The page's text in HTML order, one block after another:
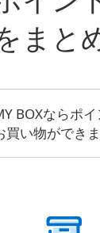
まと
BOXならポ
買い物ができま